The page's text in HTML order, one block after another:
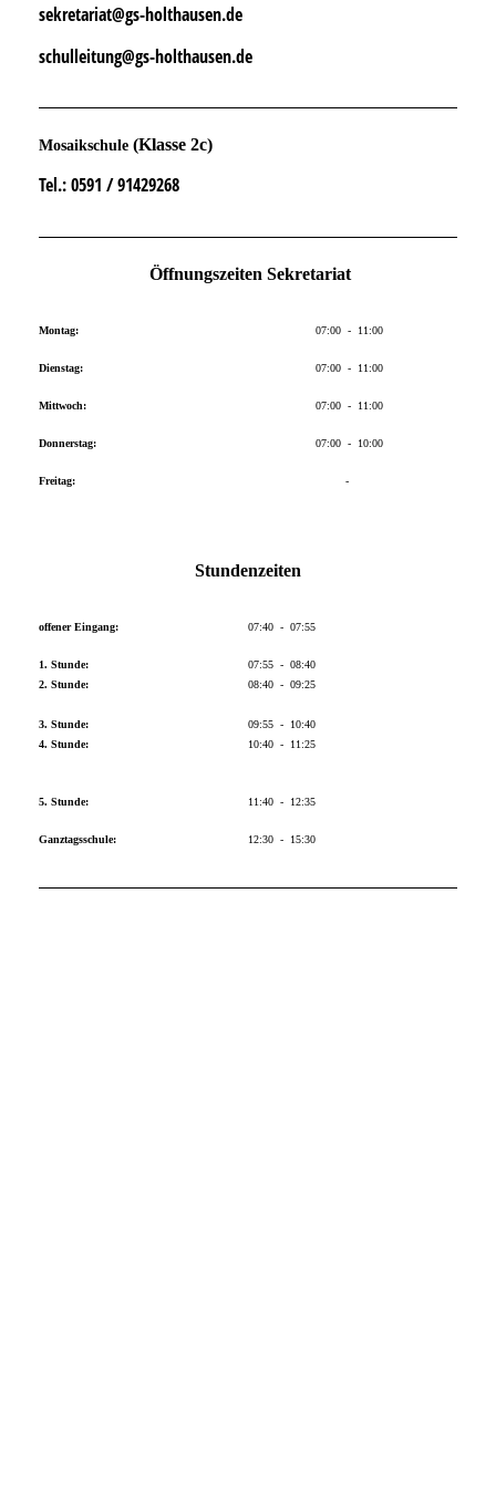
sekretariat@gs-holthausen.de
schulleitung@gs-holthausen.de
Mosaikschule (Klasse 2c)
Tel.: 0591 / 91429268
Öffnungszeiten Sekretariat
Montag:
Dienstag:
Mittwoch:
Donnerstag:
Freitag:
07:00 - 11:00
07:00 - 11:00
07:00 - 11:00
07:00 - 10:00
-
Stundenzeiten
offener Eingang:
1. Stunde:
2. Stunde:
3. Stunde:
4. Stunde:
5. Stunde:
Ganztagsschule:
07:40 - 07:55
07:55 - 08:40
08:40 - 09:25
09:55 - 10:40
10:40 - 11:25
11:40 - 12:35
12:30 - 15:30